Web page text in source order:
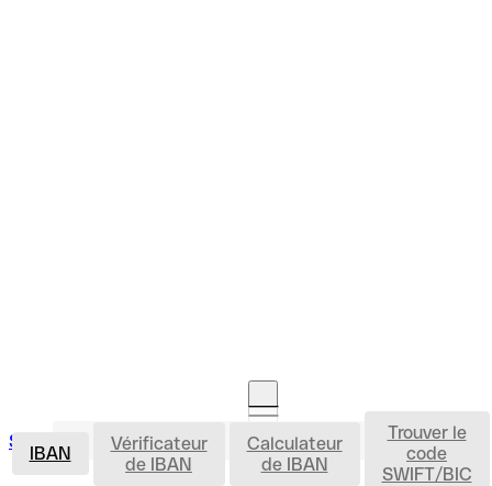
Se connecterOuvrir un compte IBAN
IBAN
Vérificateur
de IBAN
Calculateur
de IBAN
Trouver le
code
SWIFT/BIC